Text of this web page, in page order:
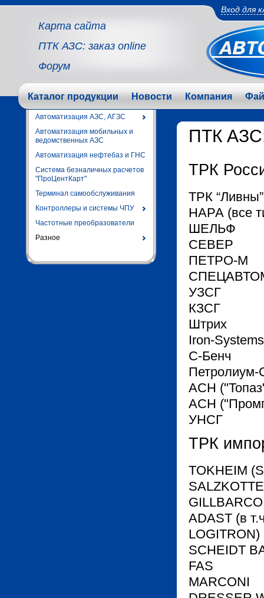
Карта сайта
ПТК АЗС: заказ online
Форум
Вход для
Каталог продукции Новости Компания
Автоматизация АЗС, АГЗС
Автоматизация мобильных и
ведомственных АЗС
Автоматизация нефтебаз и ГНС
Система безналичных расчетов
"ПроЦентКарт"
Терминал самообслуживания
Контроллеры и системы ЧПУ
Частотные преобразователи
Разное
ПТК
ТРК
ТРК “Ливны”
НАРА (все
ШЕЛЬФ
СЕВЕР
ПЕТРО-М
УЗСГ
КЗСГ
Штрих
Iron-Systems
С-Бенч
Петролиум-
АСН
АСН
УНСГ
ТРК
TOKHEIM
GILLBARCO
ADAST (в
LOGITRON)
SCHEIDT
FAS
MARCONI